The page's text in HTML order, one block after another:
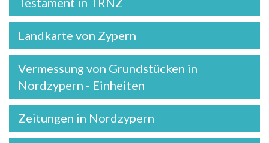
Landkarte von Zypern
Vermessung von Grundstücken in
Nordzypern - Einheiten
Zeitungen in Nordzypern